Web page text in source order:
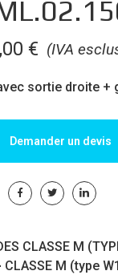
(IVA
€
sortie droite +
Demander un devis
CLASSE M
CLASSE M (type